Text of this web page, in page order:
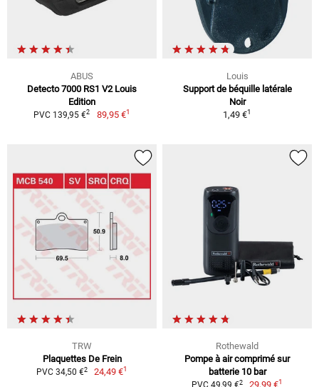
ABUS
Detecto 7000 RS1 V2 Louis
Edition
PVC 139,95 €2 89,95 €1
Louis
Support de béquille latérale
Noir
1,49 €1
TRW
Plaquettes De Frein
PVC 34,50 €2 24,49 €1
Rothewald
Pompe à air comprimé sur
batterie 10 bar
2 29,99 €1